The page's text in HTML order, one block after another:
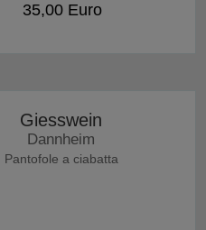
35,00 Euro
Giesswein
Dannheim
Pantofole a ciabatta